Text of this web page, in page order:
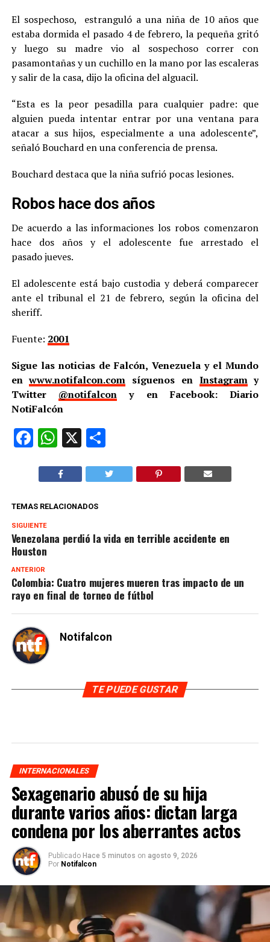
El sospechoso, estranguló a una niña de 10 años que
estaba dormida el pasado 4 de febrero, la pequeña gritó
y luego su madre vio al sospechoso correr con
pasamontañas y un cuchillo en la mano por las escaleras
y salir de la casa, dijo la oficina del alguacil.
“Esta es la peor pesadilla para cualquier padre: que
alguien pueda intentar entrar por una ventana para
atacar a sus hijos, especialmente a una adolescente”,
señaló Bouchard en una conferencia de prensa.
Bouchard destaca que la niña sufrió pocas lesiones.
Robos hace dos años
De acuerdo a las informaciones los robos comenzaron
hace dos años y el adolescente fue arrestado el
pasado jueves.
El adolescente está bajo custodia y deberá comparecer
ante el tribunal el 21 de febrero, según la oficina del
sheriff.
Fuente: 2001
Sigue las noticias de Falcón, Venezuela y el Mundo
enwww.notifalcon.com síguenos en Instagramy
Twitter @notifalcon y en Facebook: Diario
NotiFalcón
Facebook
WhatsApp
X Compartir
TEMAS RELACIONADOS
SIGUIENTE
Venezolana perdió la vida en terrible accidente en
Houston
ANTERIOR
Colombia: Cuatro mujeres mueren tras impacto de un
rayo en final de torneo de fútbol
Notifalcon
TE PUEDE GUSTAR
INTERNACIONALES
Sexagenario abusó de su hija
durante varios años: dictan larga
condena por los aberrantes actos
Publicado Hace 5 minutos on agosto 9, 2026
Por Notifalcon